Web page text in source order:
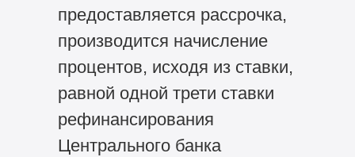
предоставляется рассрочка,
производится начисление
процентов, исходя из ставки,
равной одной трети ставки
рефинансирования
Центрального банка